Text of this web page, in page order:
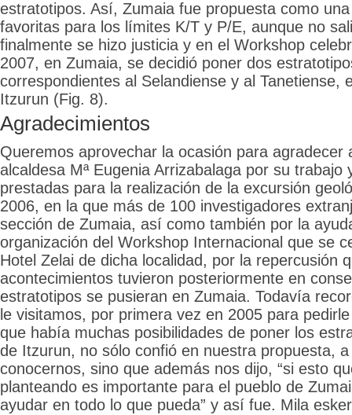
estratotipos. Así, Zumaia fue propuesta como
favoritas para los límites K/T y P/E, aunque no
finalmente se hizo justicia y en el Workshop
2007, en Zumaia, se decidió poner dos
correspondientes al Selandiense y al Tanetiense,
Itzurun (Fig. 8).
Agradecimientos
Queremos aprovechar la ocasión para agradecer
alcaldesa Mª Eugenia Arrizabalaga por su trabajo
prestadas para la realización de la excursión
2006, en la que más de 100 investigadores
sección de Zumaia, así como también por la
organización del Workshop Internacional que se
Hotel Zelai de dicha localidad, por la repercusión
acontecimientos tuvieron posteriormente en
estratotipos se pusieran en Zumaia. Todavía
le visitamos, por primera vez en 2005 para
que había muchas posibilidades de poner los
de Itzurun, no sólo confió en nuestra propuesta,
conocernos, sino que además nos dijo, “si esto
planteando es importante para el pueblo de
ayudar en todo lo que pueda” y así fue. Mila